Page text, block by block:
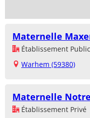
Maternelle
Établissement Public
Warhem (59380)
Maternelle
Établissement Privé